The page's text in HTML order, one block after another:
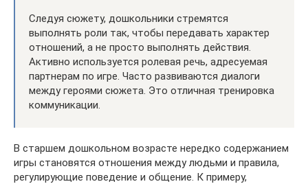
Следуя сюжету, дошкольники стремятся
выполнять роли так, чтобы передавать характер
отношений, а не просто выполнять действия.
Активно используется ролевая речь, адресуемая
партнерам по игре. Часто развиваются диалоги
между героями сюжета. Это отличная тренировка
коммуникации.
В старшем дошкольном возрасте нередко содержанием
игры становятся отношения между людьми и правила,
регулирующие поведение и общение. К примеру,